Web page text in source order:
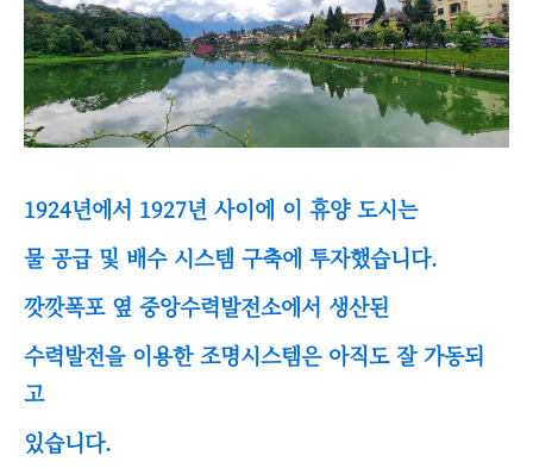
1924년에서 1927년 사이에 이 휴양 도시는
물 공급 및 배수 시스템 구축에 투자했습니다.
깟깟폭포 옆 중앙수력발전소에서 생산된
수력발전을 이용한 조명시스템은 아직도 잘 가동되
고
있습니다.